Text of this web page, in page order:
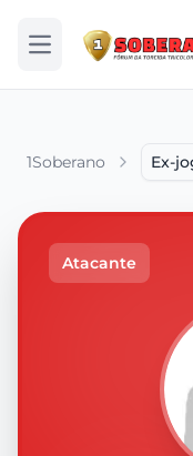
Abrir menu
1Soberano Ex-
Atacante